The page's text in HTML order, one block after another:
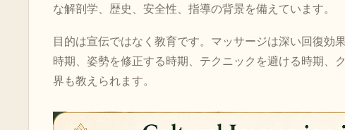
な解剖学、歴史、安全性、指導の背景を備えています。
目的は宣伝ではなく教育です。マッサージは深い回復効
時期、姿勢を修正する時期、テクニックを避ける時期、
界も教えられます。